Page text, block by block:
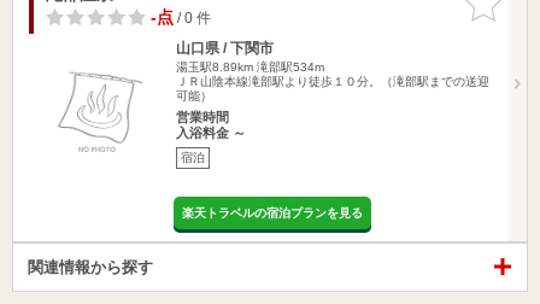
りに追加
-点/ 0 件
山口県 / 下関市
湯玉駅8.89km 滝部駅534m
ＪＲ山陰本線滝部駅より徒歩１０分。（滝部駅までの送迎
可能）
営業時間
入浴料金 ～
宿泊
楽天トラベルの宿泊プランを見る
関連情報から探す